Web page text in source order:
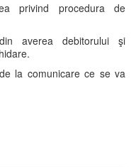
privind procedura de
averea debitorului şi
la comunicare ce se va